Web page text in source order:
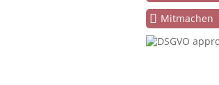
Mitmachen